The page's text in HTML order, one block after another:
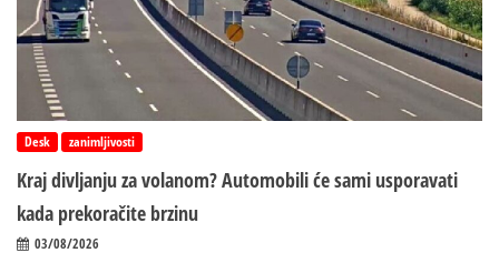
Desk zanimljivosti
Kraj divljanju za volanom? Automobili će sami usporavati
kada prekoračite brzinu
03/08/2026